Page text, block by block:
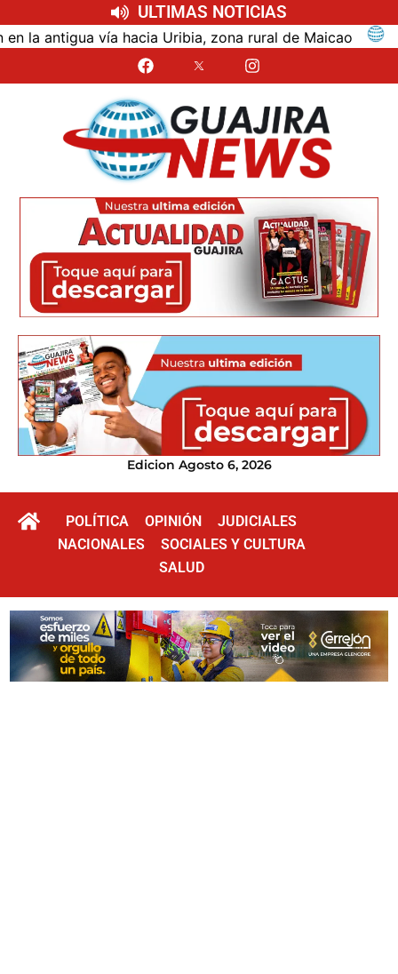
ULTIMAS NOTICIAS
vía hacia Uribia, zona rural de Maicao
Edicion Agosto 6, 2026
POLÍTICA OPINIÓN
JUDICIALES
NACIONALES
SOCIALES Y CULTURA
SALUD